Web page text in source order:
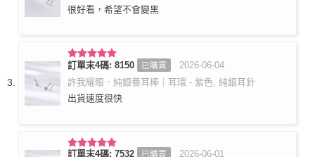
很好看，希望不會變黑
評分5滿
分 5
訂單末4碼: 8150 已購買
2026-06-04
許我耀眼．純銀養耳棒｜耳環 - 紫色, 純銀耳針
出貨速度很快
訂單末4碼: 7532 已購買
2026-06-01